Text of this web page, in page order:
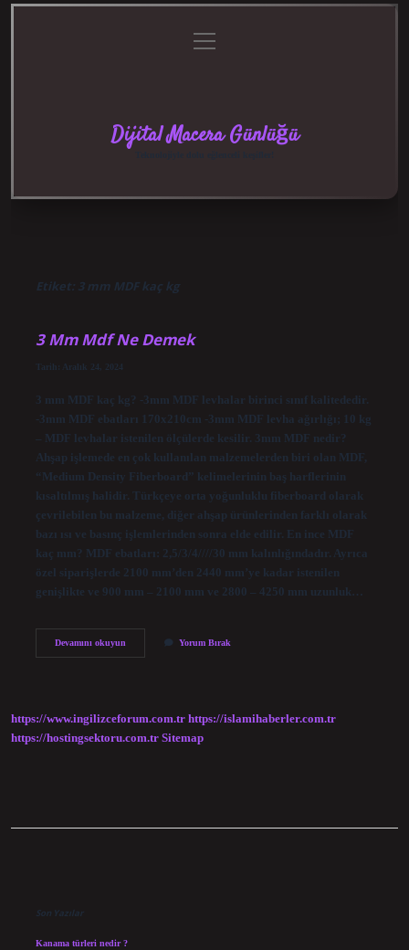
menüyü
aç
Dijital Macera Günlüğü
Etiket: 3 mm MDF kaç kg
3 Mm Mdf Ne Demek
Tarih: Aralık 24, 2024
3 mm MDF kaç kg? -3mm MDF levhalar birinci sınıf kalitededir.
-3mm MDF ebatları 170x210cm -3mm MDF levha ağırlığı; 10 kg
– MDF levhalar istenilen ölçülerde kesilir. 3mm MDF nedir?
Ahşap işlemede en çok kullanılan malzemelerden biri olan MDF,
“Medium Density Fiberboard” kelimelerinin baş harflerinin
kısaltılmış halidir. Türkçeye orta yoğunluklu fiberboard olarak
çevrilebilen bu malzeme, diğer ahşap ürünlerinden farklı olarak
bazı ısı ve basınç işlemlerinden sonra elde edilir. En ince MDF
kaç mm? MDF ebatları: 2,5/3/4////30 mm kalınlığındadır. Ayrıca
özel siparişlerde 2100 mm’den 2440 mm’ye kadar istenilen
genişlikte ve 900 mm – 2100 mm ve 2800 – 4250 mm uzunluk…
Devamını okuyun3
Yorum Bırak
https://www.ingilizceforum.com.tr https://islamihaberler.com.tr
https://hostingsektoru.com.tr Sitemap
Son Yazılar
Kanama türleri nedir ?